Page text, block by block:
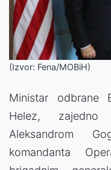
(Izvor: Fena/MOBiH)
Ministar odbrane
Helez, zajedno
Aleksandrom
komandanta